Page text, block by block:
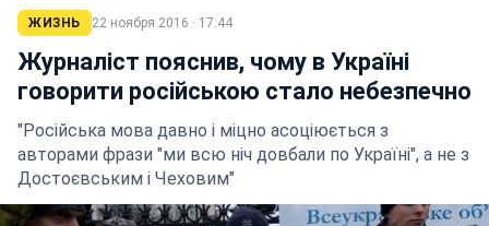
ЖИЗНЬ 22 ноября 2016 · 17:44
Журналіст пояснив, чому в Україні
говорити російською стало небезпечно
"Російська мова давно і міцно асоціюється з
авторами фрази "ми всю ніч довбали по Україні", а не з
Достоєвським і Чеховим"